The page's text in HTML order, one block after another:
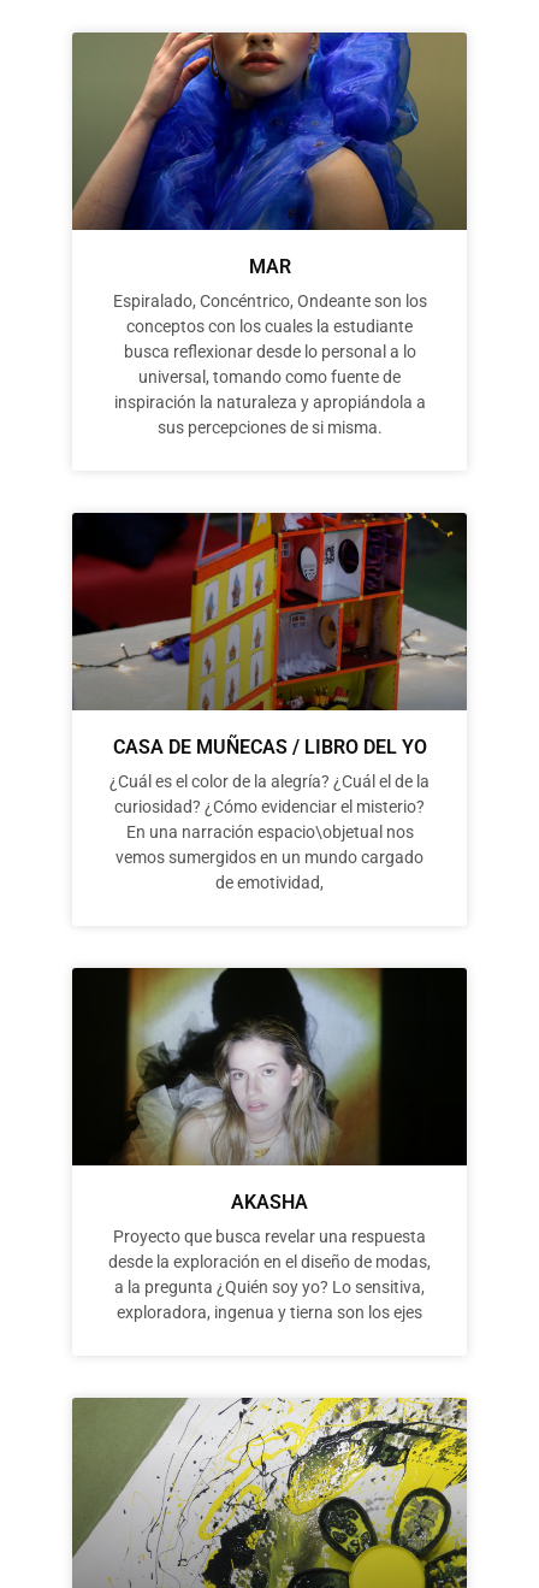
MAR
Espiralado, Concéntrico, Ondeante son los
conceptos con los cuales la estudiante
busca reflexionar desde lo personal a lo
universal, tomando como fuente de
inspiración la naturaleza y apropiándola a
sus percepciones de si misma.
CASA DE MUÑECAS / LIBRO DEL YO
¿Cuál es el color de la alegría? ¿Cuál el de la
curiosidad? ¿Cómo evidenciar el misterio?
En una narración espacio\objetual nos
vemos sumergidos en un mundo cargado
de emotividad,
AKASHA
Proyecto que busca revelar una respuesta
desde la exploración en el diseño de modas,
a la pregunta ¿Quién soy yo? Lo sensitiva,
exploradora, ingenua y tierna son los ejes